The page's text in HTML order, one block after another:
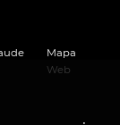
Mapa
Web